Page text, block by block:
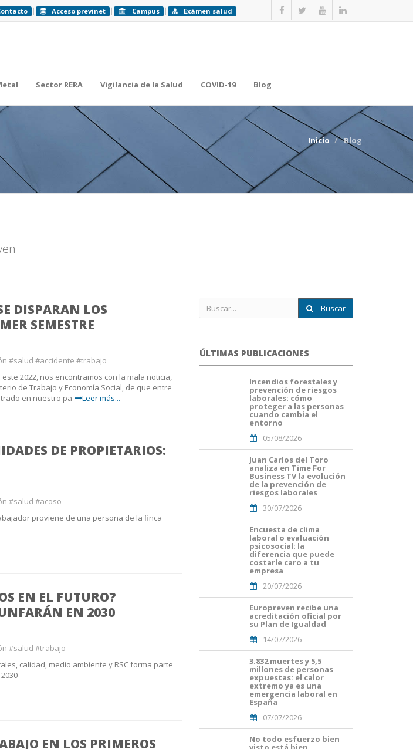
Acceso previnet Campus Exámen salud
Sector RERA Vigilancia de la Salud COVID-19 Blog
Inicio Blog
DISPARAN LOS
SEMESTRE
#salud #accidente #trabajo
2022, nos encontramos con la mala noticia,
de Trabajo y Economía Social, de que entre
en nuestro pa
Leer más...
DE PROPIETARIOS:
#salud #acoso
proviene de una persona de la finca
EN EL FUTURO?
EN 2030
#salud #trabajo
calidad, medio ambiente y RSC forma parte
EN LOS PRIMEROS
Buscar
ÚLTIMAS PUBLICACIONES
Incendios forestales y
prevención de riesgos
laborales: cómo
proteger a las personas
cuando cambia el
entorno
05/08/2026
Juan Carlos del Toro
analiza en Time For
Business TV la evolución
de la prevención de
riesgos laborales
30/07/2026
Encuesta de clima
laboral o evaluación
psicosocial: la
diferencia que puede
costarle caro a tu
empresa
20/07/2026
(50).png
Europreven recibe una
acreditación oficial por
su Plan de Igualdad
14/07/2026
3.832 muertes y 5,5
millones de personas
expuestas: el calor
extremo ya es una
emergencia laboral en
España
07/07/2026
No todo esfuerzo bien